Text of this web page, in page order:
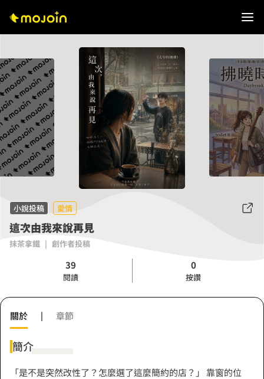
小說投稿 愛情
這次由我來說再見
抹茶拿鐵 | 創作者投稿
39
閱讀
0
按讚
關於 | 章節
簡介
「是不是突然改性了？怎麼選了這麼簡約的店？」 靠窗的位